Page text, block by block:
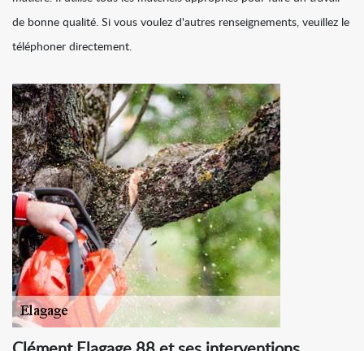
de bonne qualité. Si vous voulez d'autres renseignements, veuillez le
téléphoner directement.